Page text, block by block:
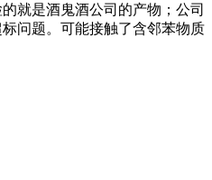
就是酒鬼酒公司的产物；公司
问题。可能接触了含邻苯物质